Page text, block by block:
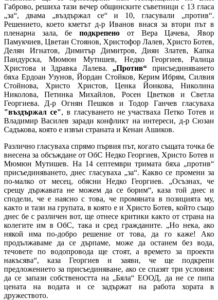
Габрово, решиха тази вечер общинските съветници с 13 гласа
„за“, двама „въздържал се“ и 10, гласували „против“.
Решението, което кметът д-р Иванов внася за втори път в
пленарна зала, беподкрепено от Вера Цачева, Явор
Памукчиев, Цветан Стоянов, Христофор Лалев, Христо Ботев,
Делян Игнатов, Димитър Димитров, Диян Златев, Капка
Пандурска, Мюмюн Мутишев, Недко Георгиев, Ралица
Христова и Здравка Лалева. „Против“ присъединяването
бяха Ердоан Узунов, Йордан Стойков, Керим Ибрям, Силвия
Стойнова, Христо Христов, Ценка Йонкова, Николина
Николова, Петинка Михайлов, Росен Цветков и Светла
Георгиева. Д-р Огнян Пешков и Тодор Ганчев гласуваха
"въздържал се", в гласуването не участваха Петко Тотев и
Владимир Василев заради конфликт на интереси, д-р Сюзан
Садъкова, която е извън страната и Кенан Ашиков.
Различно гласуваха спрямо първия път, когато същата точка бе
внесена за обсъждане от ОбС Недко Георгиев, Христо Ботев и
Мюмюн Мутишев. На 14 септември тримата бяха „против“
присъединяването, днес гласуваха „за“. Какво се промени за
по-малко от месец, обясни Недко Георгиев. „Осъзнах, че
срещу държавата не можем да се борим“, каза той днес и
сподели, че е наясно с това, че промяната в позицията му,
както и тази на групата, в която е и Христо Ботев, който също
днес бе с различен вот, ще отнесе критики както от страна на
колегите им в ОбС, така и сред гражданите. „Но нека, ако
някой има по-добро решение от това, да го каже! Ако
продължаваме да се дърпаме, може да останем без вода,
течовете по водопровода ще стоят, а времето за проекти
накъсява“, каза Георгиев и заяви, че ще подкрепи
предложението за присъединяване, ако се спазят три условия:
да се запази собствеността на „Бяла“ ЕООД, да не се пипа
цената на водата и се задържат на работа хората в
дружеството.